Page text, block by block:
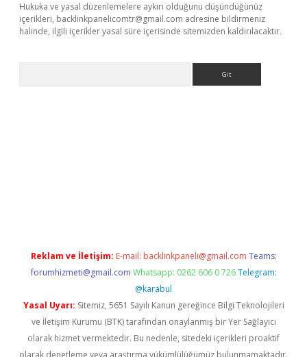
Hukuka ve yasal düzenlemelere aykırı olduğunu düşündüğünüz
içerikleri, backlinkpanelicomtr@gmail.com adresine bildirmeniz
halinde, ilgili içerikler yasal süre içerisinde sitemizden kaldırılacaktır.
Reklam ve İletişim: E-mail: backlinkpaneli@gmail.com Teams:
forumhizmeti@gmail.com Whatsapp: 0262 606 0 726 Telegram:
@karabul
Yasal Uyarı: Sitemiz, 5651 Sayılı Kanun gereğince Bilgi Teknolojileri
ve İletişim Kurumu (BTK) tarafından onaylanmış bir Yer Sağlayıcı
olarak hizmet vermektedir. Bu nedenle, sitedeki içerikleri proaktif
olarak denetleme veya araştırma yükümlülüğümüz bulunmamaktadır.